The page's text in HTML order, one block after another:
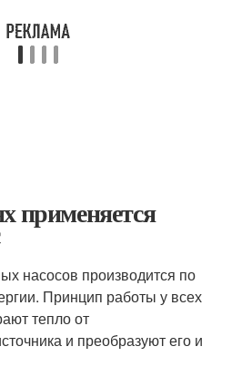
применяется
насосов производится по
Принцип работы у всех
тепло от
и преобразуют его и